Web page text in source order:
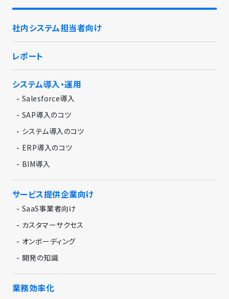
社内システム担当者向け
レポート
システム導入・運用
- Salesforce導入
- SAP導入のコツ
- システム導入のコツ
- ERP導入のコツ
- BIM導入
サービス提供企業向け
- SaaS事業者向け
- カスタマーサクセス
- オンボーディング
- 開発の知識
業務効率化